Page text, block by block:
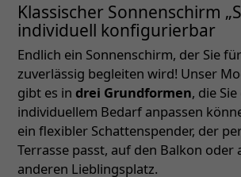
Klassischer Sonnenschirm
individuell konfigurierbar
Endlich ein Sonnenschirm, der Sie
zuverlässig begleiten wird! Unser
gibt es in drei Grundformen, die
individuellem Bedarf anpassen
ein flexibler Schattenspender, der
Terrasse passt, auf den Balkon oder
anderen Lieblingsplatz.